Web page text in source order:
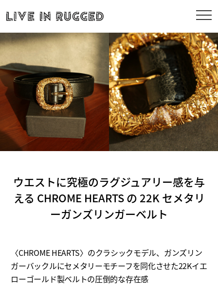
ウエストに究極のラグジュアリー感を与
える CHROME HEARTS の 22K セメタリ
ーガンズリンガーベルト
〈CHROME HEARTS〉のクラシックモデル、ガンズリン
ガーバックルにセメタリーモチーフを同化させた22Kイエ
ローゴールド製ベルトの圧倒的な存在感